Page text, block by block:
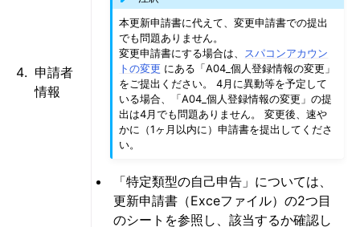
申請者
情報
本更新申請書に代えて、変更申請書での提出
でも問題ありません。
変更申請書にする場合は、
スパコンアカウン
トの変更 にある「A04_個人登録情報の変更」
をご提出ください。 4月に異動等を予定して
いる場合、「A04_個人登録情報の変更」の提
出は4月でも問題ありません。 変更後、速や
かに（1ヶ月以内に）申請書を提出してくださ
い。
「特定類型の自己申告」については、
更新申請書（Exceファイル）の2つ目
のシートを参照し、該当するか確認し